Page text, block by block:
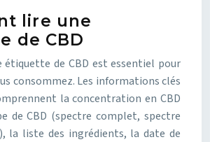
lire une
de CBD
de CBD est essentiel pour
consommez. Les informations clés
la concentration en CBD
de CBD (spectre complet, spectre
la liste des ingrédients, la date de